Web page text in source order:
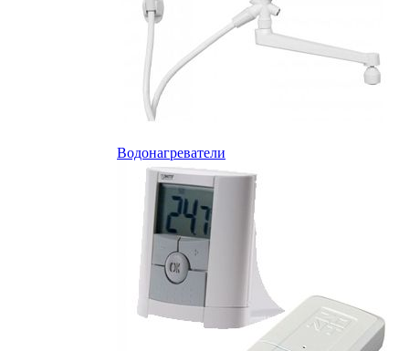
Водонагреватели